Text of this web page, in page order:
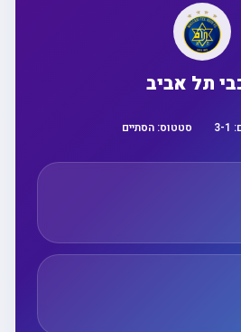
תל אביב
3 - סטטוס:הסתיים